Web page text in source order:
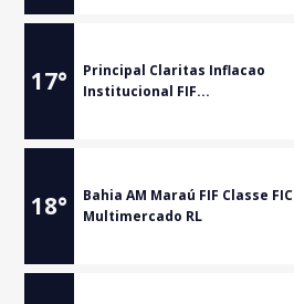
17°
Principal Claritas Inflacao
Institucional FIF...
18°
Bahia AM Maraú FIF Classe FIC
Multimercado RL